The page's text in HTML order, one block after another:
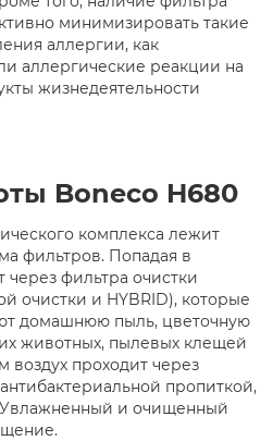
минимизировать такие
аллергии, как
аллергические реакции на
жизнедеятельности
Boneco H680
комплекса лежит
фильтров. Попадая в
через фильтра очистки
очистки и HYBRID), которые
домашнюю пыль, цветочную
животных, пылевых клещей
воздух проходит через
пропиткой,
Увлажненный и очищенный